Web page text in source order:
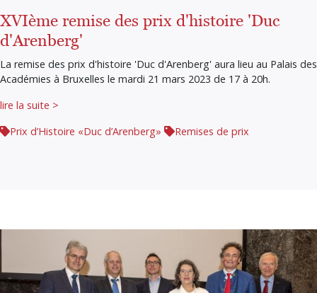
XVIème remise des prix d'histoire 'Duc
d'Arenberg'
La remise des prix d'histoire 'Duc d'Arenberg' aura lieu au Palais des
Académies à Bruxelles le mardi 21 mars 2023 de 17 à 20h.
lire la suite >
Prix d’Histoire «Duc d’Arenberg»
Remises de prix